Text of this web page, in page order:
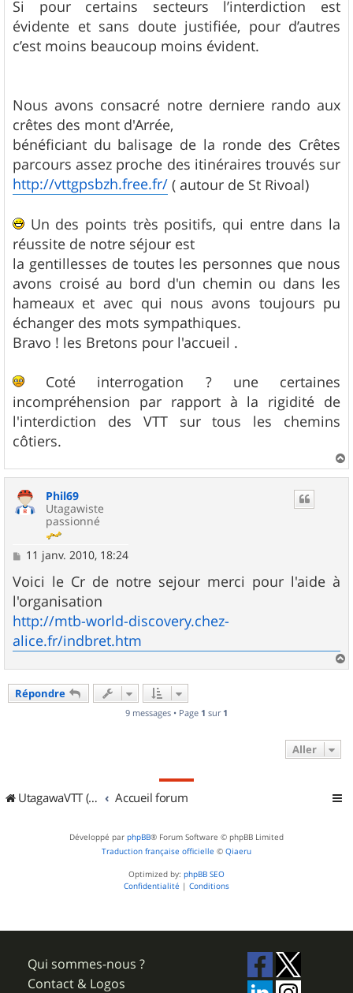
Si pour certains secteurs l’interdiction est
évidente et sans doute justifiée, pour d’autres
c’est moins beaucoup moins évident.
Nous avons consacré notre derniere rando aux
crêtes des mont d'Arrée,
bénéficiant du balisage de la ronde des Crêtes
parcours assez proche des itinéraires trouvés sur
http://vttgpsbzh.free.fr/ ( autour de St Rivoal)
Un des points très positifs, qui entre dans la
réussite de notre séjour est
la gentillesses de toutes les personnes que nous
avons croisé au bord d'un chemin ou dans les
hameaux et avec qui nous avons toujours pu
échanger des mots sympathiques.
Bravo ! les Bretons pour l'accueil .
Coté interrogation ? une certaines
incompréhension par rapport à la rigidité de
l'interdiction des VTT sur tous les chemins
côtiers.
a
Phil69
Utagawiste
passionné
M
s
s
a
g
e
11 janv. 2010, 18:24
Voici le Cr de notre sejour merci pour l'aide à
l'organisation
http://mtb-world-discovery.chez-
alice.fr/indbret.htm
a
Répondre
9 messages • Page 1 sur 1
Aller
UtagawaVTT (Randos VTT et VTTAE avec traces GPS) Accueil forum
Développé par phpBB® Forum Software © phpBB Limited
Traduction française officielle © Qiaeru
Optimized by: phpBB SEO
Confidentialité | Conditions
Qui sommes-nous ?
Contact & Logos